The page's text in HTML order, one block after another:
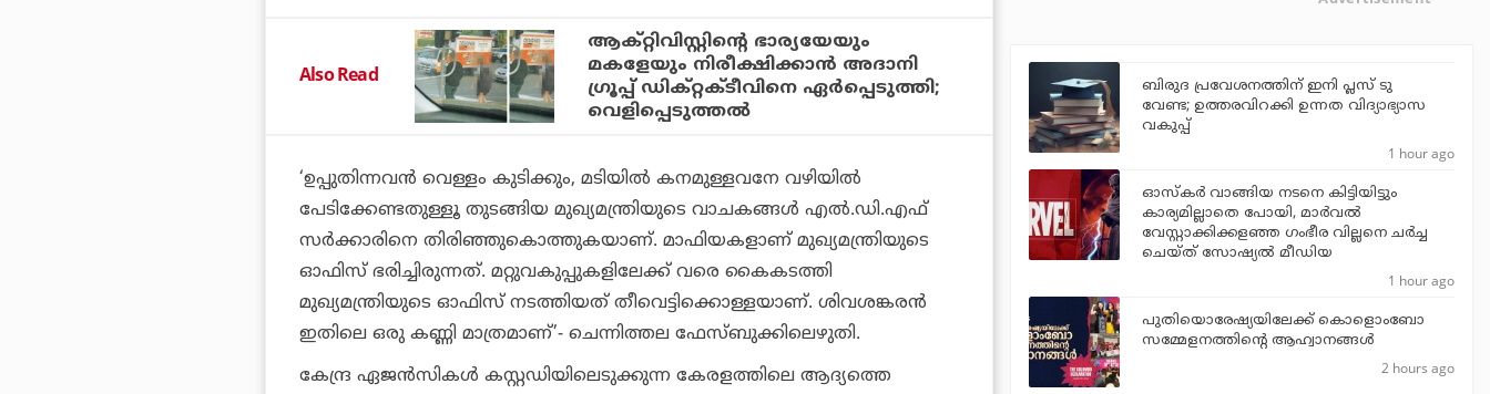
Also Read
ആക്റ്റിവിസ്റ്റിന്റെ ഭാര്യയേയും
മകളേയും നിരീക്ഷിക്കാന്‍ അദാനി
ഗ്രൂപ്പ് ഡിക്റ്റക്ടീവിനെ ഏര്‍പ്പെടുത്തി;
വെളിപ്പെടുത്തല്‍
‘ഉപ്പുതിന്നവന്‍ വെള്ളം കുടിക്കും, മടിയില്‍ കനമുള്ളവനേ വഴിയില്‍
പേടിക്കേണ്ടതുള്ളൂ തുടങ്ങിയ മുഖ്യമന്ത്രിയുടെ വാചകങ്ങള്‍ എല്‍.ഡി.എഫ്
സര്‍ക്കാരിനെ തിരിഞ്ഞുകൊത്തുകയാണ്. മാഫിയകളാണ് മുഖ്യമന്ത്രിയുടെ
ഓഫിസ് ഭരിച്ചിരുന്നത്. മറ്റുവകുപ്പുകളിലേക്ക് വരെ കൈകടത്തി
മുഖ്യമന്ത്രിയുടെ ഓഫിസ് നടത്തിയത് തീവെട്ടിക്കൊള്ളയാണ്. ശിവശങ്കരന്‍
ഇതിലെ ഒരു കണ്ണി മാത്രമാണ്’- ചെന്നിത്തല ഫേസ്ബുക്കിലെഴുതി.
കേന്ദ്ര ഏജന്‍സികള്‍ കസ്റ്റഡിയിലെടുക്കുന്ന കേരളത്തിലെ ആദ്യത്തെ
ബിരുദ പ്രവേശനത്തിന് ഇനി പ്ലസ് ടു
വേണ്ട; ഉത്തരവിറക്കി ഉന്നത വിദ്യാഭ്യാസ
വകുപ്പ്
1 hour ago
ഓസ്‌കര്‍ വാങ്ങിയ നടനെ കിട്ടിയിട്ടും
കാര്യമില്ലാതെ പോയി, മാര്‍വല്‍
വേസ്റ്റാക്കിക്കളഞ്ഞ ഗംഭീര വില്ലനെ ചര്‍ച്ച
ചെയ്ത് സോഷ്യല്‍ മീഡിയ
1 hour ago
പുതിയൊരേഷ്യയിലേക്ക് കൊളൊംബോ
സമ്മേളനത്തിന്റെ ആഹ്വാനങ്ങള്‍
2 hours ago